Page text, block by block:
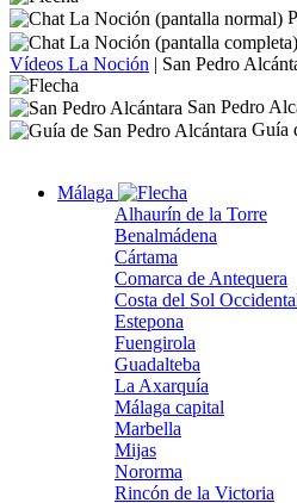
Vídeos La Noción | San Pedro
San Pedro
Guía
Málaga
Alhaurín de la Torre
Benalmádena
Cártama
Comarca de Antequera
Costa del Sol
Estepona
Fuengirola
Guadalteba
La Axarquía
Málaga capital
Marbella
Mijas
Nororma
Rincón de la Victoria